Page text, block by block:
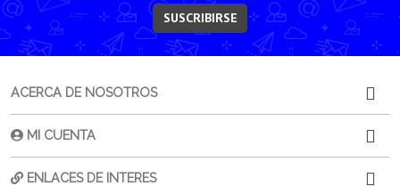
SUSCRIBIRSE
ACERCA DE NOSOTROS
MI CUENTA
ENLACES DE INTERES